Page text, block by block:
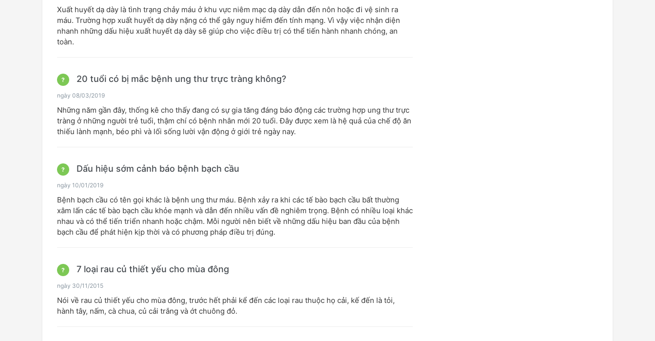
Xuất huyết dạ dày là tình trạng chảy máu ở khu vực niêm mạc dạ dày dẫn đến nôn hoặc đi vệ sinh ra
máu. Trường hợp xuất huyết dạ dày nặng có thể gây nguy hiểm đến tính mạng. Vì vậy việc nhận diện
nhanh những dấu hiệu xuất huyết dạ dày sẽ giúp cho việc điều trị có thể tiến hành nhanh chóng, an
toàn.
? 20 tuổi có bị mắc bệnh ung thư trực tràng không?
ngày 08/03/2019
Những năm gần đây, thống kê cho thấy đang có sự gia tăng đáng báo động các trường hợp ung thư trực
tràng ở những người trẻ tuổi, thậm chí có bệnh nhân mới 20 tuổi. Đây được xem là hệ quả của chế độ ăn
thiếu lành mạnh, béo phì và lối sống lười vận động ở giới trẻ ngày nay.
? Dấu hiệu sớm cảnh báo bệnh bạch cầu
ngày 10/01/2019
Bệnh bạch cầu có tên gọi khác là bệnh ung thư máu. Bệnh xảy ra khi các tế bào bạch cầu bất thường
xâm lấn các tế bào bạch cầu khỏe mạnh và dẫn đến nhiều vấn đề nghiêm trọng. Bệnh có nhiều loại khác
nhau và có thể tiến triển nhanh hoặc chậm. Mỗi người nên biết về những dấu hiệu ban đầu của bệnh
bạch cầu để phát hiện kịp thời và có phương pháp điều trị đúng.
? 7 loại rau củ thiết yếu cho mùa đông
ngày 30/11/2015
Nói về rau củ thiết yếu cho mùa đông, trước hết phải kể đến các loại rau thuộc họ cải, kế đến là tỏi,
hành tây, nấm, cà chua, củ cải trắng và ớt chuông đỏ.